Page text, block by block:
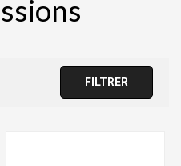
FILTRER